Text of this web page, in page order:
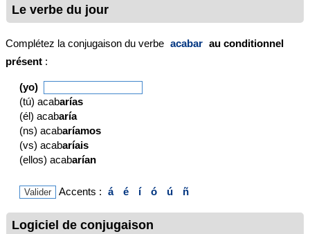
Le verbe du jour
Complétez la conjugaison du verbe acabar au conditionnel
présent :
(yo)
(tú) acabarías
(él) acabaría
(ns) acabaríamos
(vs) acabaríais
(ellos) acabarían
Accents : á é í ó ú ñ
Logiciel de conjugaison